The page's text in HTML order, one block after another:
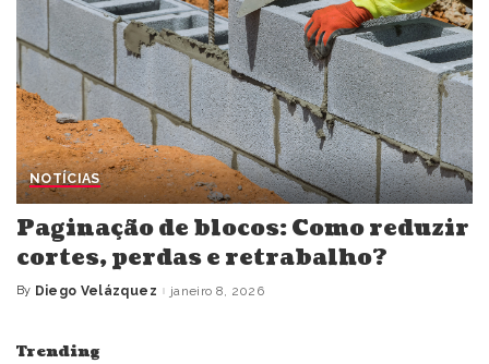
NOTÍCIAS
Paginação de blocos: Como reduzir
cortes, perdas e retrabalho?
Posted
By Diego Velázquez janeiro 8, 2026
Trending